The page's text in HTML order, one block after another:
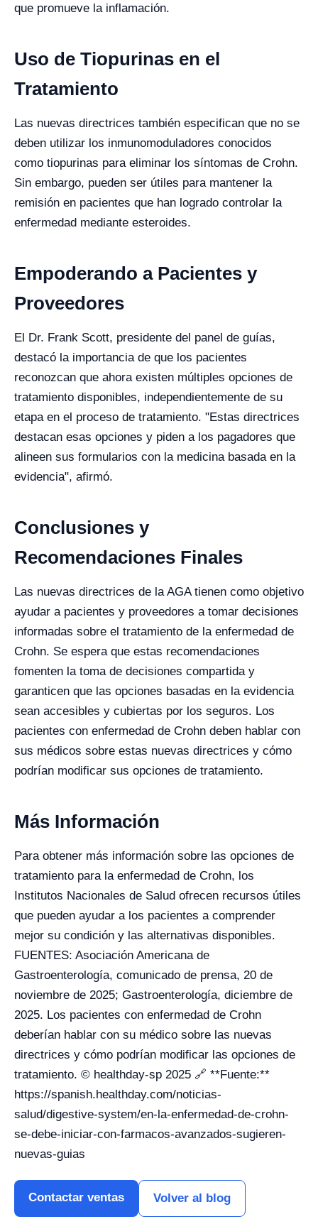
que promueve la inflamación.
Uso de Tiopurinas en el
Tratamiento
Las nuevas directrices también especifican que no se
deben utilizar los inmunomoduladores conocidos
como tiopurinas para eliminar los síntomas de Crohn.
Sin embargo, pueden ser útiles para mantener la
remisión en pacientes que han logrado controlar la
enfermedad mediante esteroides.
Empoderando a Pacientes y
Proveedores
El Dr. Frank Scott, presidente del panel de guías,
destacó la importancia de que los pacientes
reconozcan que ahora existen múltiples opciones de
tratamiento disponibles, independientemente de su
etapa en el proceso de tratamiento. "Estas directrices
destacan esas opciones y piden a los pagadores que
alineen sus formularios con la medicina basada en la
evidencia", afirmó.
Conclusiones y
Recomendaciones Finales
Las nuevas directrices de la AGA tienen como objetivo
ayudar a pacientes y proveedores a tomar decisiones
informadas sobre el tratamiento de la enfermedad de
Crohn. Se espera que estas recomendaciones
fomenten la toma de decisiones compartida y
garanticen que las opciones basadas en la evidencia
sean accesibles y cubiertas por los seguros. Los
pacientes con enfermedad de Crohn deben hablar con
sus médicos sobre estas nuevas directrices y cómo
podrían modificar sus opciones de tratamiento.
Más Información
Para obtener más información sobre las opciones de
tratamiento para la enfermedad de Crohn, los
Institutos Nacionales de Salud ofrecen recursos útiles
que pueden ayudar a los pacientes a comprender
mejor su condición y las alternativas disponibles.
FUENTES: Asociación Americana de
Gastroenterología, comunicado de prensa, 20 de
noviembre de 2025; Gastroenterología, diciembre de
2025. Los pacientes con enfermedad de Crohn
deberían hablar con su médico sobre las nuevas
directrices y cómo podrían modificar las opciones de
tratamiento. © healthday-sp 2025 🔗 **Fuente:**
https://spanish.healthday.com/noticias-
salud/digestive-system/en-la-enfermedad-de-crohn-
se-debe-iniciar-con-farmacos-avanzados-sugieren-
nuevas-guias
Contactar ventas Volver al blog